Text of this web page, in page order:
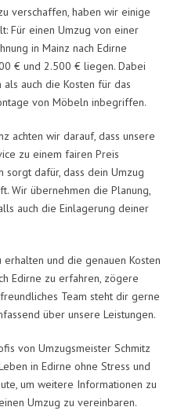
verschaffen, haben wir einige
Für einen Umzug von einer
in Mainz nach Edirne
€ und 2.500 € liegen. Dabei
auch die Kosten für das
von Möbeln inbegriffen.
achten wir darauf, dass unsere
zu einem fairen Preis
sorgt dafür, dass dein Umzug
Wir übernehmen die Planung,
auch die Einlagerung deiner
und die genauen Kosten
Edirne zu erfahren, zögere
Team steht dir gerne
über unsere Leistungen.
von Umzugsmeister Schmitz
in Edirne ohne Stress und
um weitere Informationen zu
Umzug zu vereinbaren.